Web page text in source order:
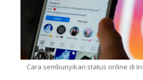
Cara sembunyikan status online di